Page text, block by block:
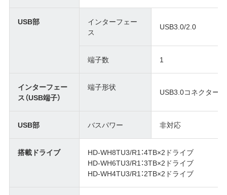
USB部
インターフェー
ス
USB3.0/2.0
端子数 1
インターフェー
ス（USB端子）
端子形状 USB3.0コネクター（
USB部 バスパワー 非対応
搭載ドライブ
HD-WH8TU3/R1：4TB×2ドライブ
HD-WH6TU3/R1：3TB×2ドライブ
HD-WH4TU3/R1：2TB×2ドライブ